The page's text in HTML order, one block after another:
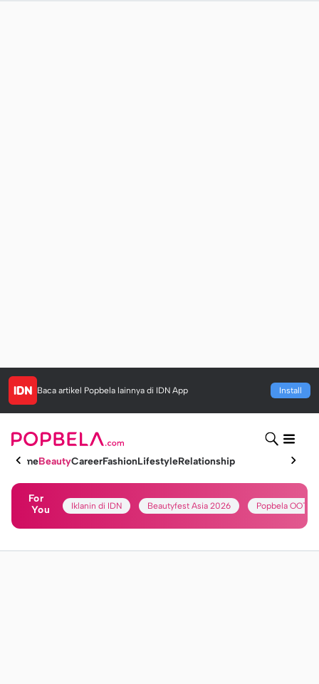
Baca artikel Popbela lainnya di IDN App Install
HomeBeautyCareerFashionLifestyleRelationship
For
You
Iklanin di IDN Beautyfest Asia 2026 Popbela OOTD